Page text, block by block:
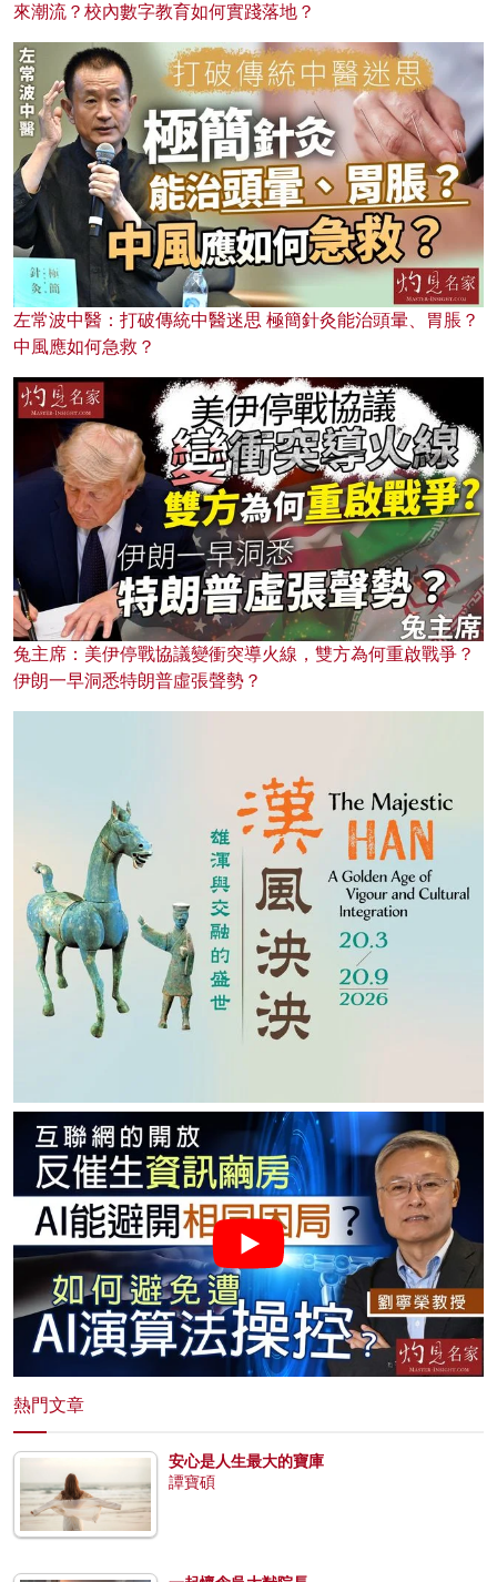
來潮流？校內數字教育如何實踐落地？
左常波中醫：打破傳統中醫迷思 極簡針灸能治頭暈、胃脹？
中風應如何急救？
兔主席：美伊停戰協議變衝突導火線，雙方為何重啟戰爭？
伊朗一早洞悉特朗普虛張聲勢？
熱門文章
安心是人生最大的寶庫
譚寶碩